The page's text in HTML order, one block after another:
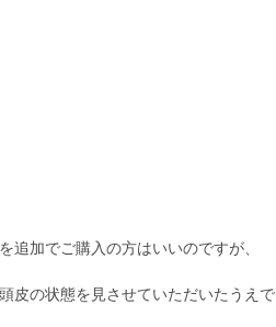
追加でご購入の方はいいのですが、
皮の状態を見させていただいたうえで